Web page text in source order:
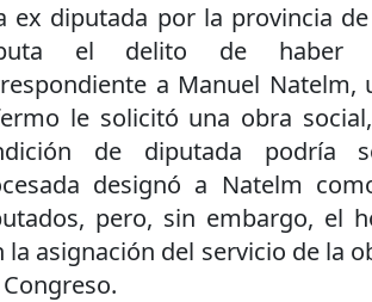
ex diputada por la provincia
el delito de haber
a Manuel
le solicitó una obra
de diputada podría
designó a Natelm
pero, sin embargo, el
la asignación del servicio de la